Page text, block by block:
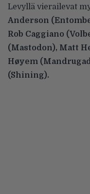
Levyllä vierailevat
Anderson
Rob Caggiano
(Mastodon), Matt
Høyem
(Shining).